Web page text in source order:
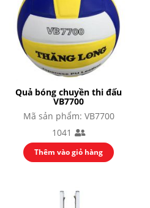
Quả bóng chuyền thi đấu
VB7700
Mã sản phẩm: VB7700
1041
Thêm vào giỏ hàng